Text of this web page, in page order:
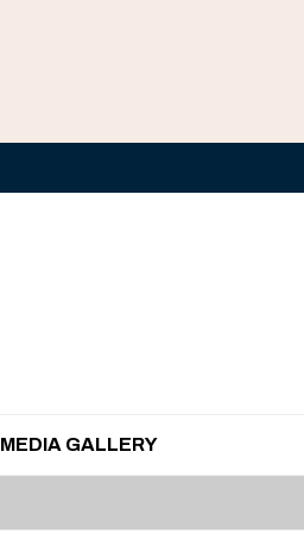
MEDIA GALLERY